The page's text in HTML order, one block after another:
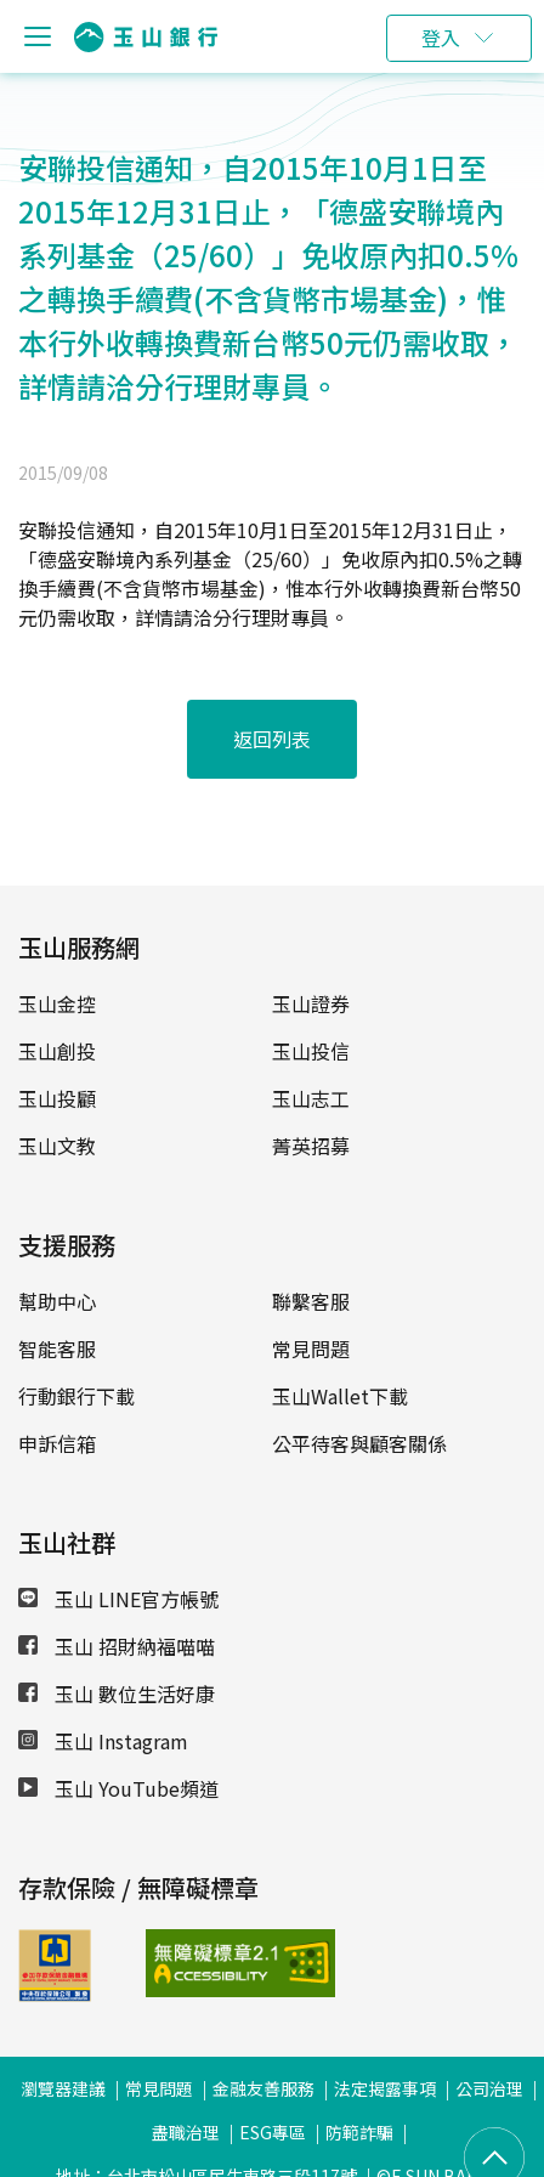
登入
安聯投信通知，自2015年10月1日至
2015年12月31日止，「德盛安聯境內
系列基金（25/60）」免收原內扣0.5%
之轉換手續費(不含貨幣市場基金)，惟
本行外收轉換費新台幣50元仍需收取，
詳情請洽分行理財專員。
2015/09/08
安聯投信通知，自2015年10月1日至2015年12月31日止，
「德盛安聯境內系列基金（25/60）」免收原內扣0.5%之轉
換手續費(不含貨幣市場基金)，惟本行外收轉換費新台幣50
元仍需收取，詳情請洽分行理財專員。
返回列表
玉山服務網
玉山金控
玉山證券
玉山創投
玉山投信
玉山投顧
玉山志工
玉山文教
菁英招募
支援服務
幫助中心
聯繫客服
智能客服
常見問題
行動銀行下載
玉山Wallet下載
申訴信箱
公平待客與顧客關係
玉山社群
玉山 LINE官方帳號
玉山 招財納福喵喵
玉山 數位生活好康
玉山 Instagram
玉山 YouTube頻道
存款保險 / 無障礙標章
瀏覽器建議 常見問題 金融友善服務 法定揭露事項
公司治理
盡職治理
ESG專區
防範詐騙